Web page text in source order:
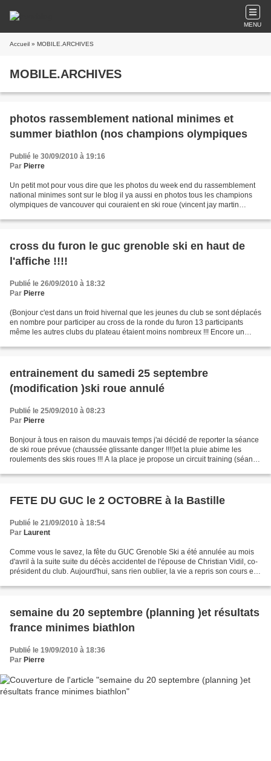
MENU
Accueil » MOBILE.ARCHIVES
MOBILE.ARCHIVES
photos rassemblement national minimes et
summer biathlon (nos champions olympiques
Publié le 30/09/2010 à 19:16
Par Pierre
Un petit mot pour vous dire que les photos du week end du rassemblement
national minimes sont sur le blog il ya aussi en photos tous les champions
olympiques de vancouver qui couraient en ski roue (vincent jay martin
cross du furon le guc grenoble ski en haut de
l'affiche !!!!
Publié le 26/09/2010 à 18:32
Par Pierre
(Bonjour c'est dans un froid hivernal que les jeunes du club se sont déplacés
en nombre pour participer au cross de la ronde du furon 13 participants
même les autres clubs du plateau étaient moins nombreux !!! Encore un
entrainement du samedi 25 septembre
(modification )ski roue annulé
Publié le 25/09/2010 à 08:23
Par Pierre
Bonjour à tous en raison du mauvais temps j'ai décidé de reporter la séance
de ski roue prévue (chaussée glissante danger !!!!)et la pluie abime les
roulements des skis roues !!! A la place je propose un circuit training (séance
FETE DU GUC le 2 OCTOBRE à la Bastille
Publié le 21/09/2010 à 18:54
Par Laurent
Comme vous le savez, la fête du GUC Grenoble Ski a été annulée au mois
d'avril à la suite suite du décès accidentel de l'épouse de Christian Vidil, co-
président du club. Aujourd'hui, sans rien oublier, la vie a repris son cours et
semaine du 20 septembre (planning )et résultats
france minimes biathlon
Publié le 19/09/2010 à 18:36
Par Pierre